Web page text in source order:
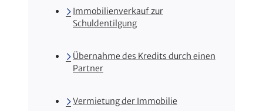
Immobilienverkauf zur
Schuldentilgung
Übernahme des Kredits durch einen
Partner
Vermietung der Immobilie